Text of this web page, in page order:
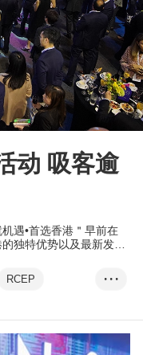
动 吸客逾
遇•首选香港＂早前在
独特优势以及最新发
RCEP
• • •